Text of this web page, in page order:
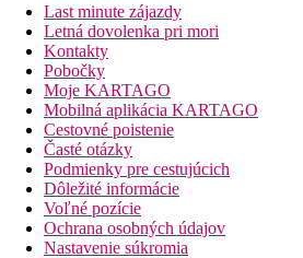
Last minute zájazdy
Letná dovolenka pri mori
Kontakty
Pobočky
Moje KARTAGO
Mobilná aplikácia KARTAGO
Cestovné poistenie
Časté otázky
Podmienky pre cestujúcich
Dôležité informácie
Voľné pozície
Ochrana osobných údajov
Nastavenie súkromia